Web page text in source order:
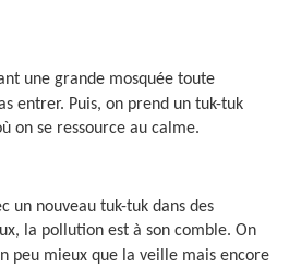
une grande mosquée toute
entrer. Puis, on prend un tuk-tuk
on se ressource au calme.
un nouveau tuk-tuk dans des
la pollution est à son comble. On
peu mieux que la veille mais encore